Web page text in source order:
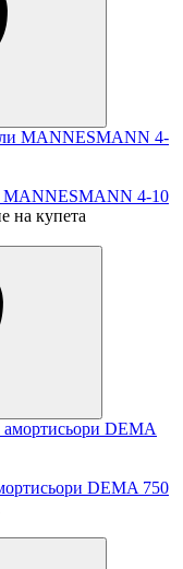
MANNESMANN 4-10
на купета
DEMA 750